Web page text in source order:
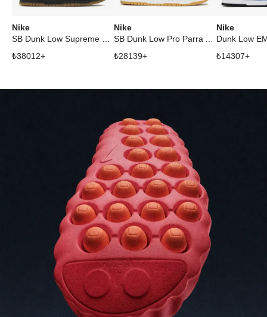
Nike
₺38012+
Nike
₺28139+
Nike
₺14307+